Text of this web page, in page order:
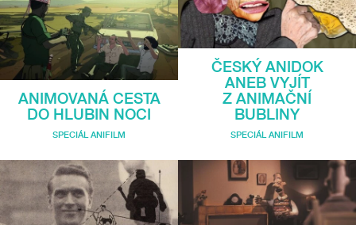
ANIMOVANÁ CESTA
DO HLUBIN NOCI
SPECIÁL ANIFILM
ČESKÝ ANIDOK
ANEB VYJÍT
Z ANIMAČNÍ
BUBLINY
SPECIÁL ANIFILM